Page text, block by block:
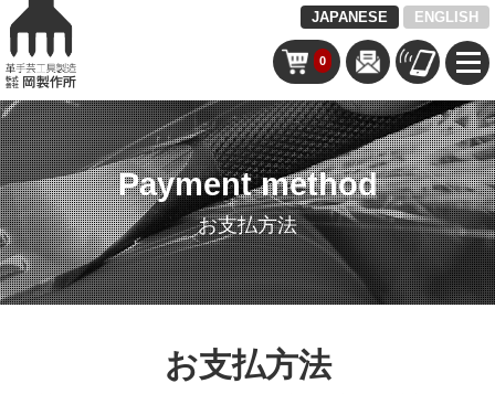
JAPANESE ENGLISH
0
Payment method
お支払方法
お支払方法